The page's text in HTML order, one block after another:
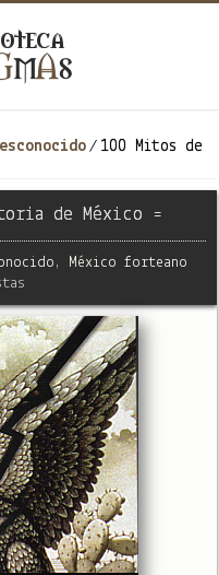
/ 100 Mitos de
de México =
,
México forteano